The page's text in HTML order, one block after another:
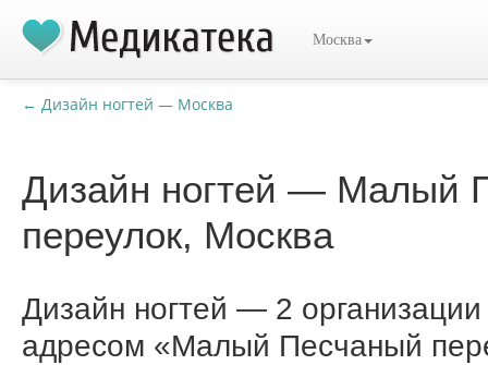
Москва
← Дизайн ногтей — Москва
Дизайн ногтей — Малый
переулок, Москва
Дизайн ногтей — 2
адресом «Малый Песчаный